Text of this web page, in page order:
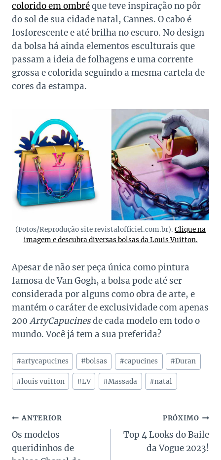
colorido em ombréque teve inspiração no pôr
do sol de sua cidade natal, Cannes. O cabo é
fosforescente e até brilha no escuro. No design
da bolsa há ainda elementos esculturais que
passam a ideia de folhagens e uma corrente
grossa e colorida seguindo a mesma cartela de
cores da estampa.
(Fotos/Reprodução site revistalofficiel.com.br). Clique na
imagem e descubra diversas bolsas da Louis Vuitton.
Apesar de não ser peça única como pintura
famosa de Van Gogh, a bolsa pode até ser
considerada por alguns como obra de arte, e
mantém o caráter de exclusividade com apenas
200 ArtyCapucinesde cada modelo em todo o
mundo. Você já tem a sua preferida?
Tags
do
Post:
#artycapucines #bolsas #capucines #Duran
#louis vuitton #LV #Massada #natal
Navegação
de
ANTERIOR
Os modelos
queridinhos de
PRÓXIMO
Top 4 Looks do Baile
da Vogue 2023!